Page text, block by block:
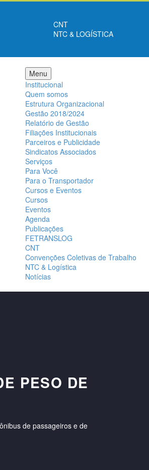
CNT
NTC & LOGÍSTICA
Menu
Institucional
Quem somos
Estrutura Organizacional
Gestão 2018/2024
Relatório de Gestão
Filiações Institucionais
Parceiros e Publicidade
Sindicatos Associados
Serviços
Para Você
Para o Transportador
Cursos e Eventos
Cursos
Eventos
Agenda
Publicações
FETRANSLOG
CNT
Convenções Coletivas de Trabalho
NTC & Logística
Notícias
PESO DE
de passageiros e de